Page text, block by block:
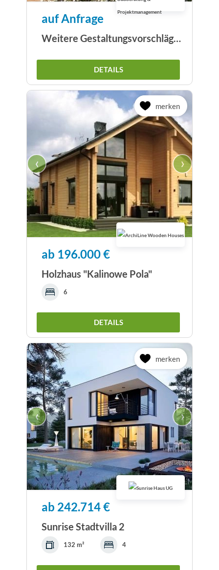
auf Anfrage
Weitere Gestaltungsvorschläge Bungalow
DETAILS
merken
‹ ›
ab 196.000 €
Holzhaus "Kalinowe Pola"
6
DETAILS
merken
‹ ›
ab 242.714 €
Sunrise Stadtvilla 2
132 m² 4